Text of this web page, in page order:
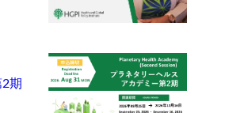
期